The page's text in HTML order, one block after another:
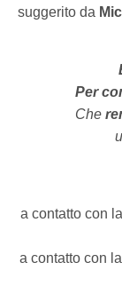
suggerito da
Per
Che
a contatto con
a contatto con